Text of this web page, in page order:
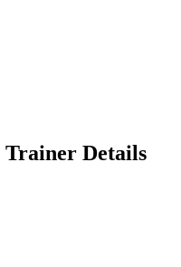
Trainer Details